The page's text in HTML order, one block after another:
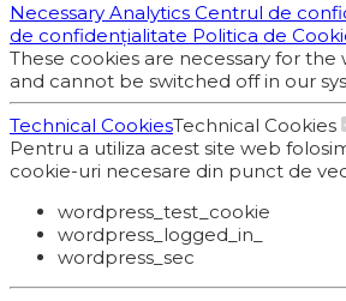
Necessary Analytics Centrul de
de confidențialitate Politica de
These cookies are necessary for
and cannot be switched off in our
Technical CookiesTechnical Cookies
Pentru a utiliza acest site web
cookie-uri necesare din punct de
wordpress_test_cookie
wordpress_logged_in_
wordpress_sec